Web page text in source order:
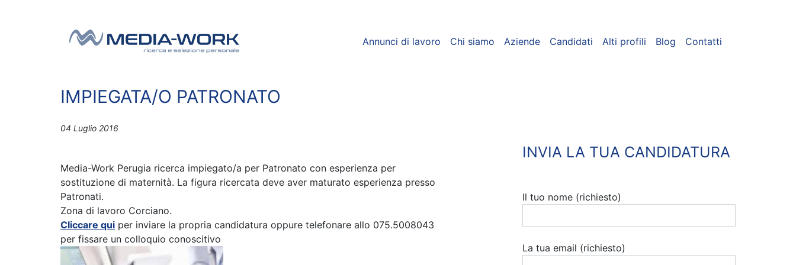
Navigazione principale Annunci di lavoro Chi siamo Aziende Candidati Alti profili Blog Contatti
IMPIEGATA/O PATRONATO
04 Luglio 2016
Media-Work Perugia ricerca impiegato/a per Patronato con esperienza per
sostituzione di maternità. La figura ricercata deve aver maturato esperienza presso
Patronati.
Zona di lavoro Corciano.
Cliccare qui per inviare la propria candidatura oppure telefonare allo 075.5008043
per fissare un colloquio conoscitivo
INVIA LA TUA CANDIDATURA
Il tuo nome (richiesto)
La tua email (richiesto)